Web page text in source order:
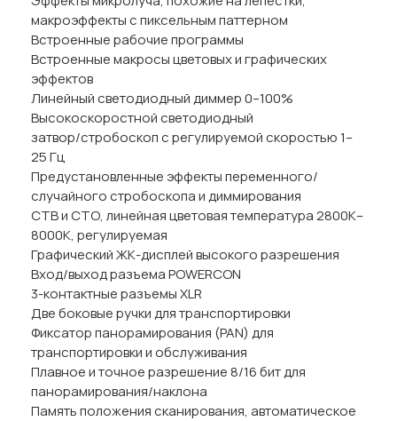
макроэффекты с пиксельным паттерном
Встроенные рабочие программы
Встроенные макросы цветовых и графических
эффектов
Линейный светодиодный диммер 0–100%
Высокоскоростной светодиодный
затвор/стробоскоп с регулируемой скоростью 1–
25 Гц
Предустановленные эффекты переменного/
случайного стробоскопа и диммирования
CTB и СТО, линейная цветовая температура 2800K–
8000K, регулируемая
Графический ЖК-дисплей высокого разрешения
Вход/выход разъема POWERCON
3-контактные разъемы XLR
Две боковые ручки для транспортировки
Фиксатор панорамирования (PAN) для
транспортировки и обслуживания
Плавное и точное разрешение 8/16 бит для
панорамирования/наклона
Память положения сканирования, автоматическое